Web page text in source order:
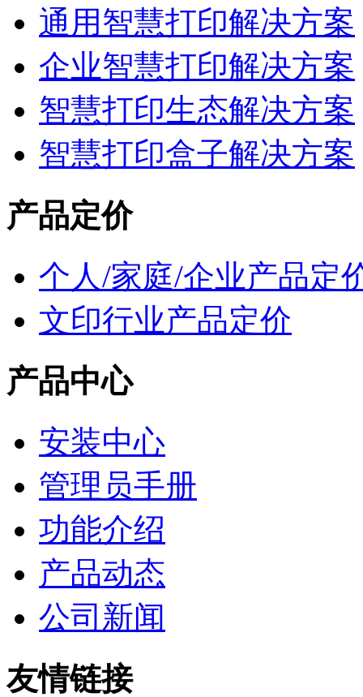
通用智慧打印解决方案
企业智慧打印解决方案
智慧打印生态解决方案
智慧打印盒子解决方案
产品定价
个人/家庭/企业产品定
文印行业产品定价
产品中心
安装中心
管理员手册
功能介绍
产品动态
公司新闻
友情链接